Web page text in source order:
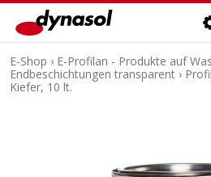
E-Shop › E-Profilan - Produkte auf
Endbeschichtungen transparent ›
Kiefer, 10 lt.